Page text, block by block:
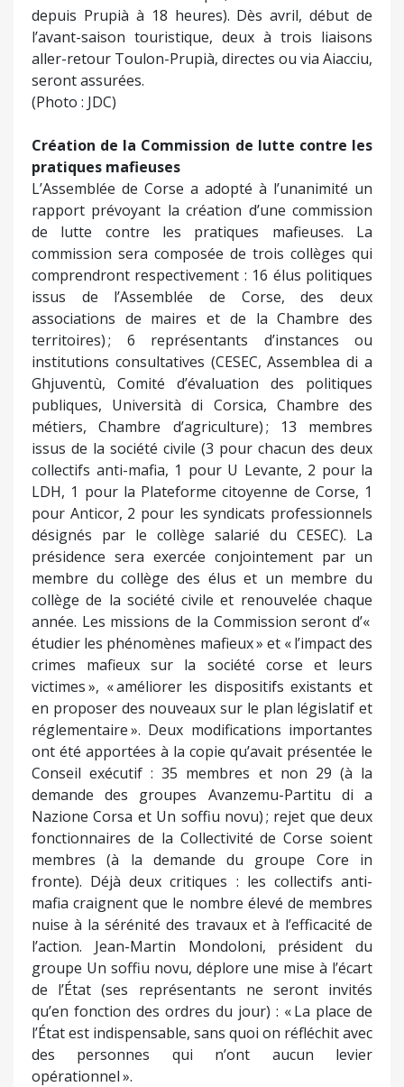
depuis Prupià à 18 heures). Dès avril, début de
l’avant-saison touristique, deux à trois liaisons
aller-retour Toulon-Prupià, directes ou via Aiacciu,
seront assurées.
(Photo : JDC)
Création de la Commission de lutte contre les
pratiques mafieuses
L’Assemblée de Corse a adopté à l’unanimité un
rapport prévoyant la création d’une commission
de lutte contre les pratiques mafieuses. La
commission sera composée de trois collèges qui
comprendront respectivement : 16 élus politiques
issus de l’Assemblée de Corse, des deux
associations de maires et de la Chambre des
territoires) ; 6 représentants d’instances ou
institutions consultatives (CESEC, Assemblea di a
Ghjuventù, Comité d’évaluation des politiques
publiques, Università di Corsica, Chambre des
métiers, Chambre d’agriculture) ; 13 membres
issus de la société civile (3 pour chacun des deux
collectifs anti-mafia, 1 pour U Levante, 2 pour la
LDH, 1 pour la Plateforme citoyenne de Corse, 1
pour Anticor, 2 pour les syndicats professionnels
désignés par le collège salarié du CESEC). La
présidence sera exercée conjointement par un
membre du collège des élus et un membre du
collège de la société civile et renouvelée chaque
année. Les missions de la Commission seront d’«
étudier les phénomènes mafieux » et « l’impact des
crimes mafieux sur la société corse et leurs
victimes », « améliorer les dispositifs existants et
en proposer des nouveaux sur le plan législatif et
réglementaire ». Deux modifications importantes
ont été apportées à la copie qu’avait présentée le
Conseil exécutif : 35 membres et non 29 (à la
demande des groupes Avanzemu-Partitu di a
Nazione Corsa et Un soffiu novu) ; rejet que deux
fonctionnaires de la Collectivité de Corse soient
membres (à la demande du groupe Core in
fronte). Déjà deux critiques : les collectifs anti-
mafia craignent que le nombre élevé de membres
nuise à la sérénité des travaux et à l’efficacité de
l’action. Jean-Martin Mondoloni, président du
groupe Un soffiu novu, déplore une mise à l’écart
de l’État (ses représentants ne seront invités
qu’en fonction des ordres du jour) : « La place de
l’État est indispensable, sans quoi on réfléchit avec
des personnes qui n’ont aucun levier
opérationnel ».